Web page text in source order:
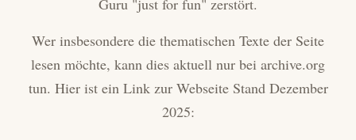
Guru "just for fun" zerstört.
Wer insbesondere die thematischen Texte der Seite
lesen möchte, kann dies aktuell nur bei archive.org
tun. Hier ist ein Link zur Webseite Stand Dezember
2025: